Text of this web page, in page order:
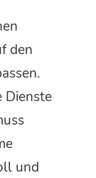
den
Dienste
und